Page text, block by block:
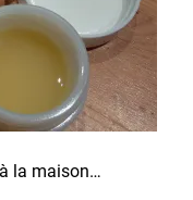
la maison…